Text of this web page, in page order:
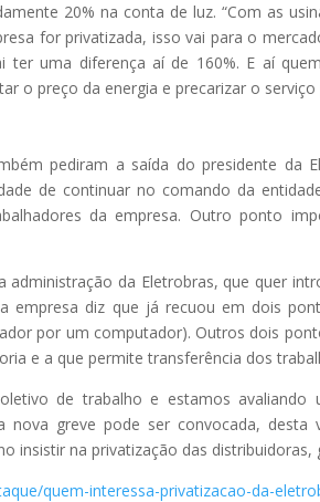
20% na conta de luz. “Com as
for privatizada, isso vai para o
ter uma diferença aí de 160%. E aí
o preço da energia e precarizar o
pediram a saída do presidente da
de continuar no comando da
da empresa. Outro ponto
da Eletrobras, que quer
empresa diz que já recuou em dois
por um computador). Outros dois
e a que permite transferência dos
de trabalho e estamos
nova greve pode ser convocada,
insistir na privatização das distribuidoras,
quem-interessa-privatizacao-da-